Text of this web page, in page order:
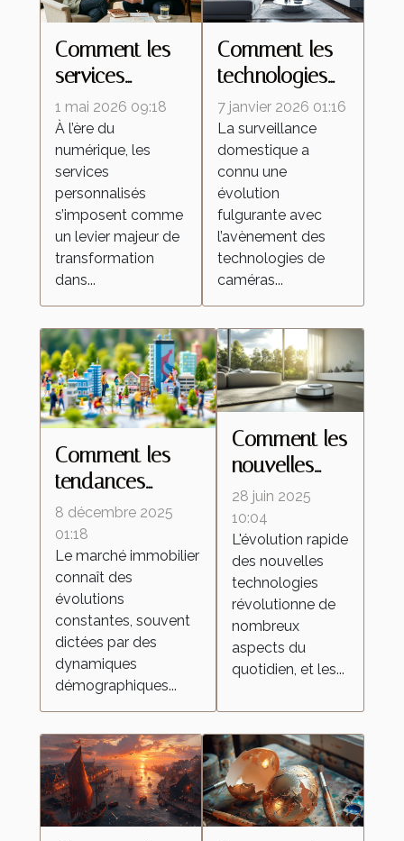
Comment les
services
personnalisés
redéfinissent
les attentes
dans l'industrie
1 mai 2026 09:18
À l’ère du
numérique, les
services
personnalisés
s’imposent comme
un levier majeur de
transformation
dans...
Comment les
technologies
de caméras
espion
transforment la
surveillance
domestique ?
7 janvier 2026 01:16
La surveillance
domestique a
connu une
évolution
fulgurante avec
l’avènement des
technologies de
caméras...
Comment les
tendances
démographiques
influencent-elles
le marché
immobilier ?
8 décembre 2025
01:18
Le marché immobilier
connaît des
évolutions
constantes, souvent
dictées par des
dynamiques
démographiques...
Comment les
nouvelles
technologies
transforment-
elles les
aspirateurs
autonomes ?
28 juin 2025
10:04
L'évolution rapide
des nouvelles
technologies
révolutionne de
nombreux
aspects du
quotidien, et les...